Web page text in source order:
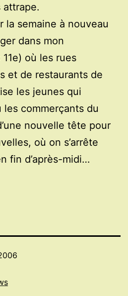
attrape.
la semaine à nouveau
dans mon
où les rues
et de restaurants de
les jeunes qui
les commerçants du
nouvelle tête pour
où on s’arrête
fin d’après-midi…